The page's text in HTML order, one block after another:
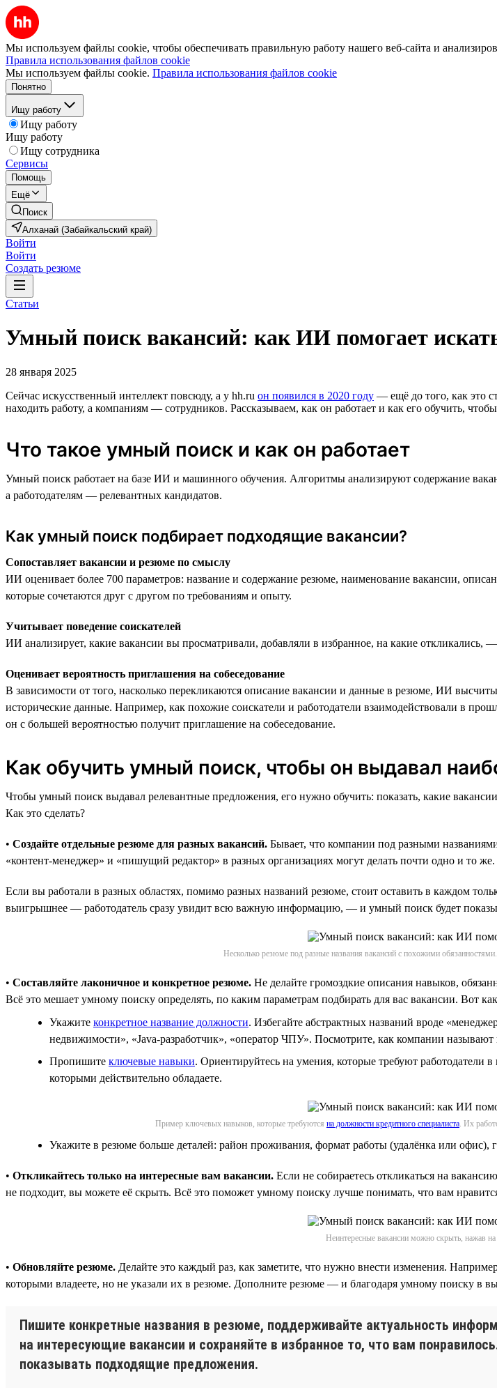
Мы используем файлы cookie, чтобы обеспечивать правильную работу нашего веб-сайта и
Правила использования файлов cookie
Мы используем файлы cookie. Правила использования файлов cookie
Понятно
Ищу работу
Ищу работу
Ищу работу
Ищу сотрудника
Сервисы
Помощь
Ещё
Поиск
Алханай (Забайкальский край)
Войти
Войти
Создать резюме
Статьи
Умный поиск вакансий: как ИИ помогает
28 января 2025
Сейчас искусственный интеллект повсюду, а у hh.ru он появился в 2020 году — ещё до того, как это
находить работу, а компаниям — сотрудников. Рассказываем, как он работает и как его обучить,
Что такое умный поиск и как он работает
Умный поиск работает на базе ИИ и машинного обучения. Алгоритмы анализируют содержание
а работодателям — релевантных кандидатов.
Как умный поиск подбирает подходящие вакансии?
Сопоставляет вакансии и резюме по смыслу
ИИ оценивает более 700 параметров: название и содержание резюме, наименование вакансии,
которые сочетаются друг с другом по требованиям и опыту.
Учитывает поведение соискателей
ИИ анализирует, какие вакансии вы просматривали, добавляли в избранное, на какие
Оценивает вероятность приглашения на собеседование
В зависимости от того, насколько перекликаются описание вакансии и данные в резюме, ИИ
исторические данные. Например, как похожие соискатели и работодатели взаимодействовали в
он с большей вероятностью получит приглашение на собеседование.
Как обучить умный поиск, чтобы он выдавал
Чтобы умный поиск выдавал релевантные предложения, его нужно обучить: показать, какие
Как это сделать?
• Создайте отдельные резюме для разных вакансий. Бывает, что компании под разными
«контент-менеджер» и «пишущий редактор» в разных организациях могут делать почти одно и то же.
Если вы работали в разных областях, помимо разных названий резюме, стоит оставить в каждом
выигрышнее — работодатель сразу увидит всю важную информацию, — и умный поиск будет
Несколько резюме под разные названия вакансий с похожими
• Составляйте лаконичное и конкретное резюме. Не делайте громоздкие описания навыков,
Всё это мешает умному поиску определять, по каким параметрам подбирать для вас вакансии. Вот
Укажите конкретное название должности. Избегайте абстрактных названий вроде
недвижимости», «Java-разработчик», «оператор ЧПУ». Посмотрите, как компании
Пропишите ключевые навыки. Ориентируйтесь на умения, которые требуют
которыми действительно обладаете.
Пример ключевых навыков, которые требуются на должности кредитного специалиста. Их
Укажите в резюме больше деталей: район проживания, формат работы (удалёнка или офис),
• Откликайтесь только на интересные вам вакансии. Если не собираетесь откликаться на
не подходит, вы можете её скрыть. Всё это поможет умному поиску лучше понимать, что вам
Неинтересные вакансии можно скрыть, нажав
• Обновляйте резюме. Делайте это каждый раз, как заметите, что нужно внести изменения.
которыми владеете, но не указали их в резюме. Дополните резюме — и благодаря умному поиску в
Пишите конкретные названия в резюме, поддерживайте актуальность
на интересующие вакансии и сохраняйте в избранное то, что вам
показывать подходящие предложения.